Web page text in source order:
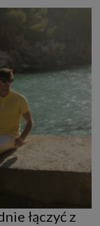
łączyć z